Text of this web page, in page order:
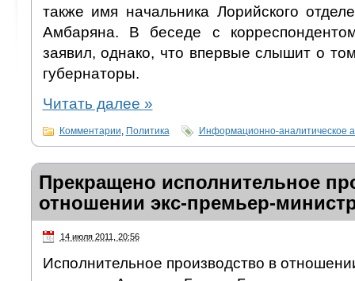
также имя начальника Лорийского
Амбаряна. В беседе с
заявил, однако, что впервые слышит о
губернаторы.
Читать далее »
Комментарии Политика Информационно-аналитическое
Прекращено исполнительное
отношении экс-премьер-
14 июля 2011, 20:56
Исполнительное производство в